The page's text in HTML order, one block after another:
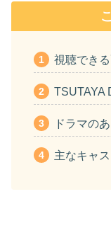
視聴でき
TSUTAYA
ドラマの
主なキャ